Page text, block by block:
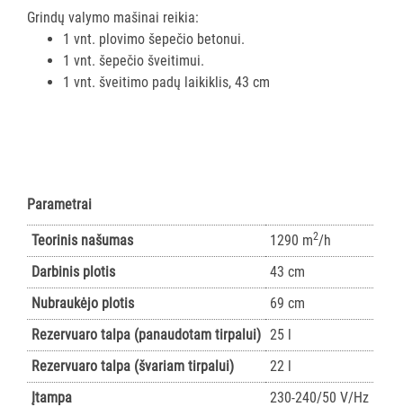
poliravimo
mašinos
Grindų
plovimo
grindų
valymo
įrangai
Grindų
valymo
robotai
SKALBIMO
PRIEMONĖS
Grindų valymo mašinai reikia:
1 vnt. plovimo šepečio betonui.
1 vnt. šepečio šveitimui.
1 vnt. šveitimo padų laikiklis, 43 cm
Parametrai
Teorinis našumas 1290 m2/h
Darbinis plotis
43 cm
Nubraukėjo plotis
69 cm
Rezervuaro talpa (panaudotam tirpalui) 25 l
Rezervuaro talpa (švariam tirpalui)
22 l
Įtampa
230-240/50 V/Hz